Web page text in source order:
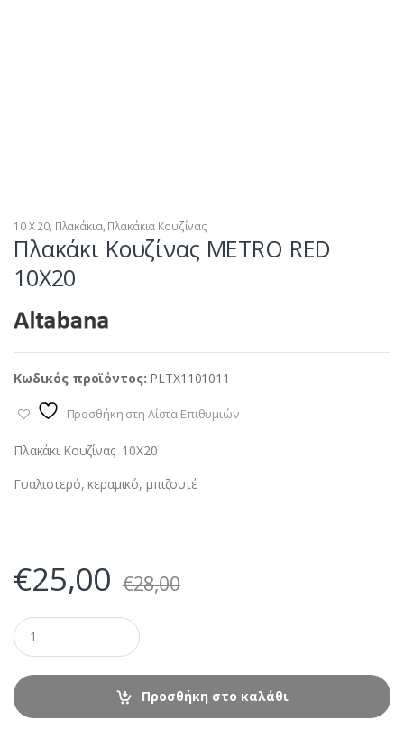
10 X 20, Πλακάκια, Πλακάκια Κουζίνας
Πλακάκι Κουζίνας METRO RED
10X20
Κωδικός προϊόντος: PLTX1101011
Προσθήκη στη Λίστα Επιθυμιών
Πλακάκι Κουζίνας 10X20
Γυαλιστερό, κεραμικό, μπιζουτέ
€25,00 €28,00
Προσθήκη στο καλάθι